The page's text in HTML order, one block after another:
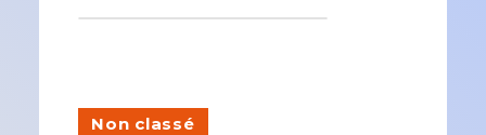
Non classé